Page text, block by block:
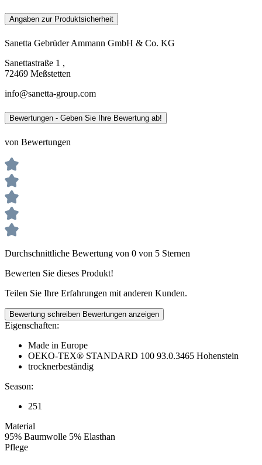
Angaben zur Produktsicherheit
Sanetta Gebrüder Ammann GmbH & Co. KG
Sanettastraße 1 ,
72469 Meßstetten
info@sanetta-group.com
Bewertungen - Geben Sie Ihre Bewertung ab!
von Bewertungen
Durchschnittliche Bewertung von 0 von 5 Sternen
Bewerten Sie dieses Produkt!
Teilen Sie Ihre Erfahrungen mit anderen Kunden.
Bewertung schreiben Bewertungen anzeigen
Eigenschaften:
Made in Europe
OEKO-TEX® STANDARD 100 93.0.3465 Hohenstein
trocknerbeständig
Season:
251
Material
95% Baumwolle 5% Elasthan
Pflege